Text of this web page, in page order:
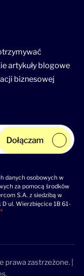
artykuły blogowe
biznesowej
danych osobowych w
za pomocą środków
S.A. z siedzibą w
D ul. Wierzbięcice 1B 61-
Dołączam
zastrzeżone. |